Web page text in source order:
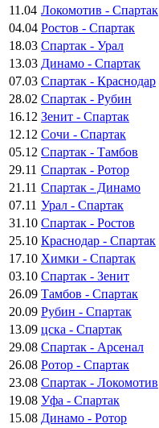
11.04 Локомотив - Спартак
04.04 Ростов - Спартак
18.03 Спартак - Урал
13.03 Динамо - Спартак
07.03 Спартак - Краснодар
28.02 Спартак - Рубин
16.12 Зенит - Спартак
12.12 Сочи - Спартак
05.12 Спартак - Тамбов
29.11 Спартак - Ротор
21.11 Спартак - Динамо
07.11 Урал - Спартак
31.10 Спартак - Ростов
25.10 Краснодар - Спартак
17.10 Химки - Спартак
03.10 Спартак - Зенит
26.09 Тамбов - Спартак
20.09 Рубин - Спартак
13.09 цска - Спартак
29.08 Спартак - Арсенал
26.08 Ротор - Спартак
23.08 Спартак - Локомотив
19.08 Уфа - Спартак
15.08 Динамо - Ротор